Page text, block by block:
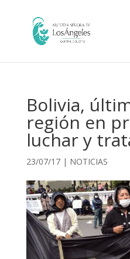
Bolivia,
región en
luchar y
23/07/17| NOTICIAS